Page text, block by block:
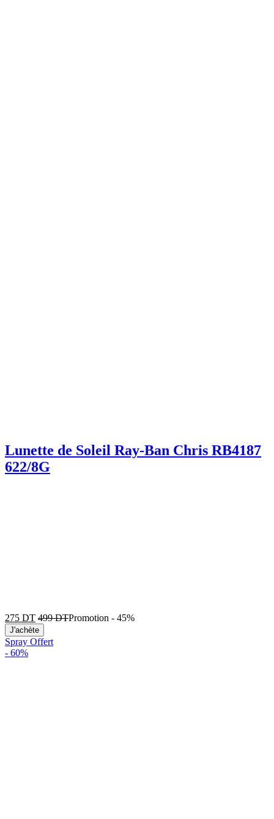
Lunette de Soleil Ray-Ban Chris RB4187
622/8G
275 DT 499DTPromotion - 45%
J'achète
Spray Offert
- 60%